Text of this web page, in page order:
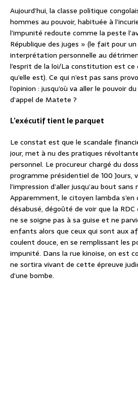
Aujourd’hui, la classe politique
hommes au pouvoir, habituée à
l’impunité redoute comme la peste
République des juges » (le fait pour
interprétation personnelle au
l’esprit de la loi/La constitution est ce
qu’elle est). Ce qui n’est pas sans
l’opinion : jusqu’où va aller le pouvoir
d’appel de Matete ?
L’exécutif tient le parquet
Le constat est que le scandale
jour, met à nu des pratiques
personnel. Le procureur chargé du
programme présidentiel de 100 Jours,
l’impression d’aller jusqu’au bout
Apparemment, le citoyen lambda
désabusé, dégoûté de voir que la RDC
ne se soigne pas à sa guise et ne
enfants alors que ceux qui sont aux
coulent douce, en se remplissant les
impunité. Dans la rue kinoise, on est
ne sortira vivant de cette épreuve
d’une bombe.